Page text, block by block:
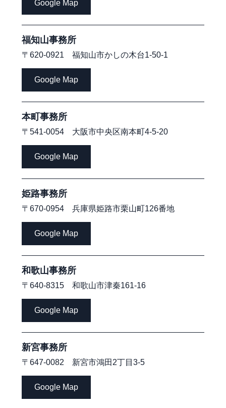
Google Map
福知山事務所
〒620-0921 福知山市かしの木台1-50-1
Google Map
本町事務所
〒541-0054 大阪市中央区南本町4-5-20
Google Map
姫路事務所
〒670-0954 兵庫県姫路市栗山町126番地
Google Map
和歌山事務所
〒640-8315 和歌山市津秦161-16
Google Map
新宮事務所
〒647-0082 新宮市鴻田2丁目3-5
Google Map